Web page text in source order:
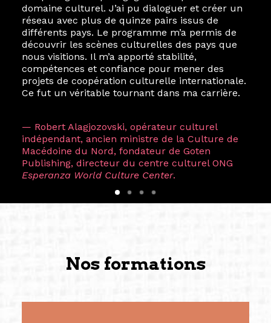
domaine culturel. J’ai pu dialoguer et créer un
réseau avec plus de quinze pairs issus de
différents pays. Le programme m’a permis de
découvrir les scènes culturelles des pays que
nous visitions. Il m’a apporté stabilité,
compétences et confiance pour mener des
projets de coopération culturelle internationale.
Ce fut un véritable tournant dans ma carrière.
— Robert Alagjozovski, opérateur culturel
indépendant, ancien ministre de la Culture de
Macédoine du Nord, fondateur de Goten
Publishing, directeur du centre culturel ONG
Esperanza World Culture Center.
Nos formations